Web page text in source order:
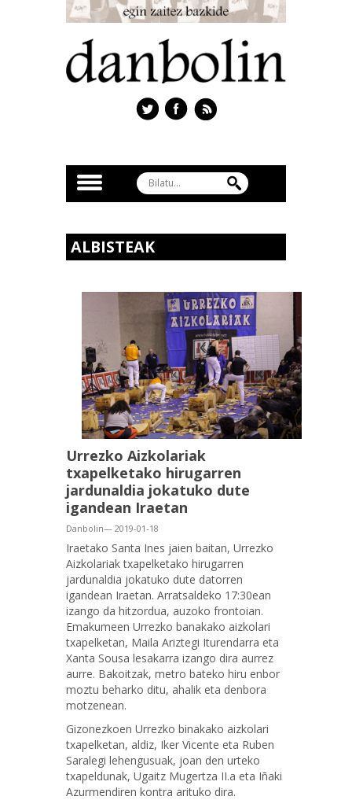
ALBISTEAK
Urrezko Aizkolariak
txapelketako hirugarren
jardunaldia jokatuko dute
igandean Iraetan
Danbolin— 2019-01-18
Iraetako Santa Ines jaien baitan, Urrezko
Aizkolariak txapelketako hirugarren
jardunaldia jokatuko dute datorren
igandean Iraetan. Arratsaldeko 17:30ean
izango da hitzordua, auzoko frontoian.
Emakumeen Urrezko banakako aizkolari
txapelketan, Maila Ariztegi Iturendarra eta
Xanta Sousa lesakarra izango dira aurrez
aurre. Bakoitzak, metro bateko hiru enbor
moztu beharko ditu, ahalik eta denbora
motzenean.
Gizonezkoen Urrezko binakako aizkolari
txapelketan, aldiz, Iker Vicente eta Ruben
Saralegi lehengusuak, joan den urteko
txapeldunak, Ugaitz Mugertza II.a eta Iñaki
Azurmendiren kontra arituko dira.